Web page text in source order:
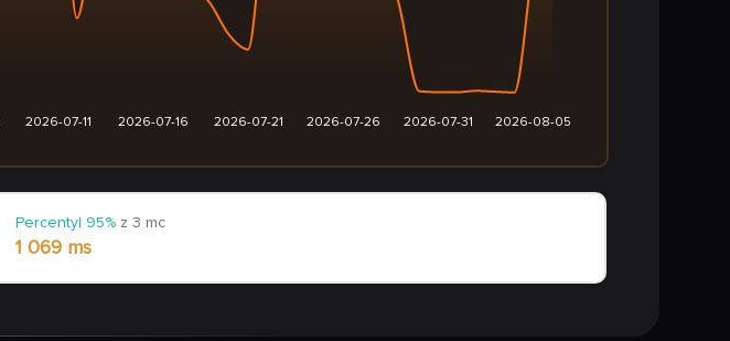
2026-07-11 2026-07-16 2026-07-21 2026-07-26 2026-07-31 2026-08-05
Percentyl 95% z 3 mc
1 069 ms